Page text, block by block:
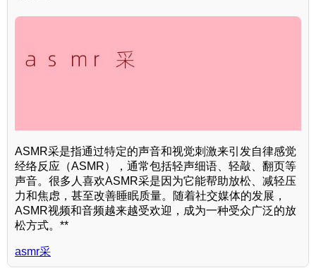
ASMR采是指通过特定的声音和视觉刺激来引发自律感觉
经络反应（ASMR），通常包括轻声细语、轻敲、翻页等
声音。很多人喜欢ASMR采是因为它能帮助放松、减轻压
力和焦虑，甚至改善睡眠质量。随着社交媒体的发展，
ASMR视频和音频越来越受欢迎，成为一种受众广泛的放
松方式。**
asmr采